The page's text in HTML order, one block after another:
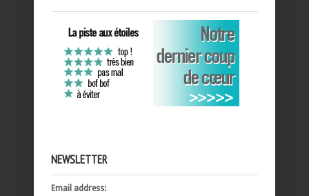
NEWSLETTER
Email address: